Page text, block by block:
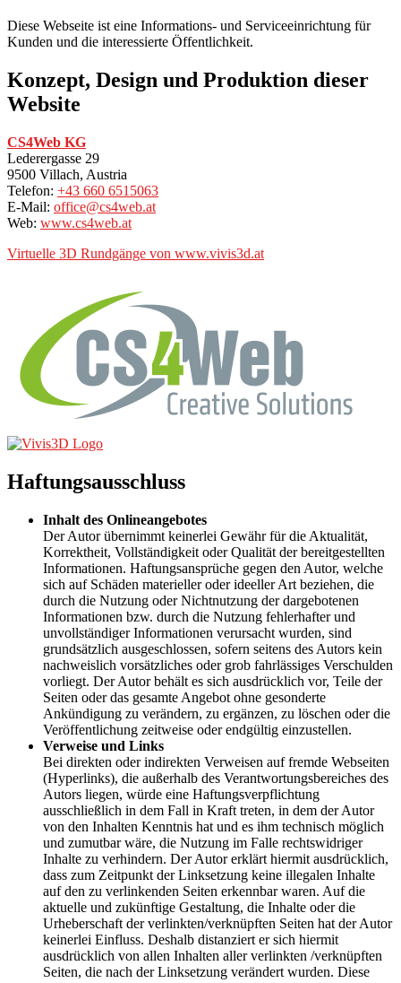
Diese Webseite ist eine Informations- und Serviceeinrichtung für
Kunden und die interessierte Öffentlichkeit.
Konzept, Design und Produktion dieser
Website
CS4Web KG
Lederergasse 29
9500 Villach, Austria
Telefon: +43 660 6515063
E-Mail: office@cs4web.at
Web: www.cs4web.at
Virtuelle 3D Rundgänge von www.vivis3d.at
Haftungsausschluss
Inhalt des Onlineangebotes
Der Autor übernimmt keinerlei Gewähr für die Aktualität,
Korrektheit, Vollständigkeit oder Qualität der bereitgestellten
Informationen. Haftungsansprüche gegen den Autor, welche
sich auf Schäden materieller oder ideeller Art beziehen, die
durch die Nutzung oder Nichtnutzung der dargebotenen
Informationen bzw. durch die Nutzung fehlerhafter und
unvollständiger Informationen verursacht wurden, sind
grundsätzlich ausgeschlossen, sofern seitens des Autors kein
nachweislich vorsätzliches oder grob fahrlässiges Verschulden
vorliegt. Der Autor behält es sich ausdrücklich vor, Teile der
Seiten oder das gesamte Angebot ohne gesonderte
Ankündigung zu verändern, zu ergänzen, zu löschen oder die
Veröffentlichung zeitweise oder endgültig einzustellen.
Verweise und Links
Bei direkten oder indirekten Verweisen auf fremde Webseiten
(Hyperlinks), die außerhalb des Verantwortungsbereiches des
Autors liegen, würde eine Haftungsverpflichtung
ausschließlich in dem Fall in Kraft treten, in dem der Autor
von den Inhalten Kenntnis hat und es ihm technisch möglich
und zumutbar wäre, die Nutzung im Falle rechtswidriger
Inhalte zu verhindern. Der Autor erklärt hiermit ausdrücklich,
dass zum Zeitpunkt der Linksetzung keine illegalen Inhalte
auf den zu verlinkenden Seiten erkennbar waren. Auf die
aktuelle und zukünftige Gestaltung, die Inhalte oder die
Urheberschaft der verlinkten/verknüpften Seiten hat der Autor
keinerlei Einfluss. Deshalb distanziert er sich hiermit
ausdrücklich von allen Inhalten aller verlinkten /verknüpften
Seiten, die nach der Linksetzung verändert wurden. Diese